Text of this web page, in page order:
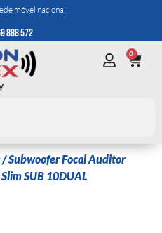
móvel nacional
888 572
0
/ Subwoofer Focal Auditor
SUB 10DUAL